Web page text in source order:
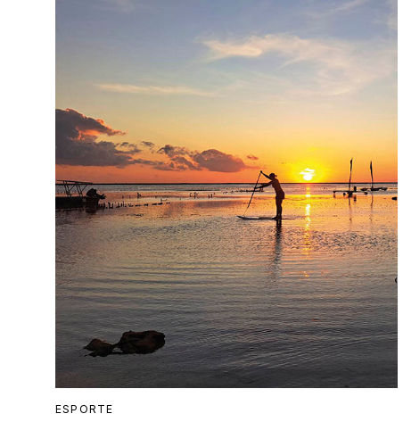
ESPORTE